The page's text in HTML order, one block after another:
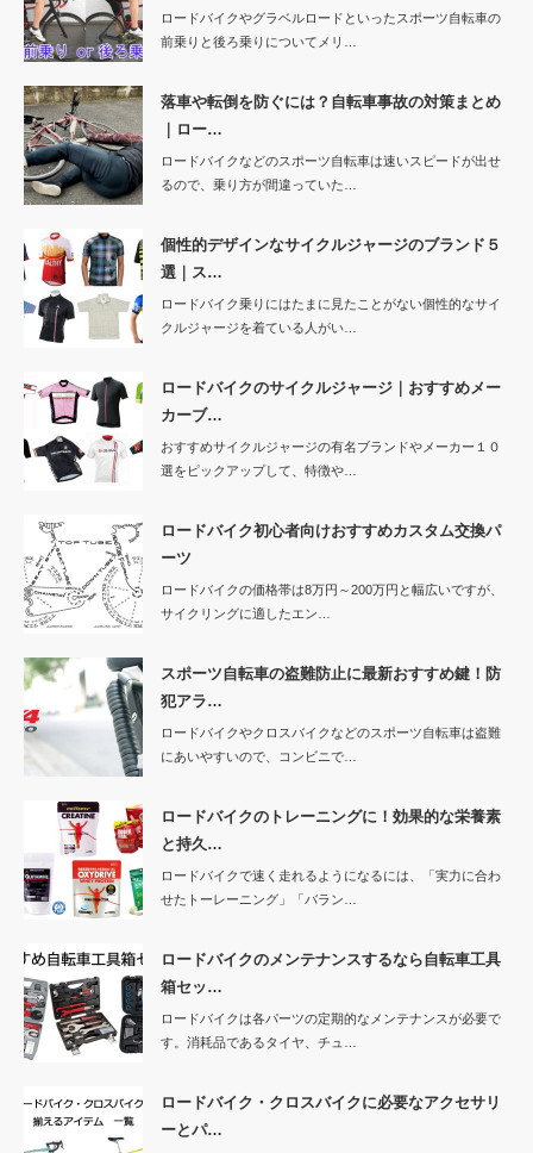
ロードバイクやグラベルロードといったスポーツ自転車の
前乗りと後ろ乗りについてメリ…
落車や転倒を防ぐには？自転車事故の対策まとめ
｜ロー…
ロードバイクなどのスポーツ自転車は速いスピードが出せ
るので、乗り方が間違っていた…
個性的デザインなサイクルジャージのブランド５
選｜ス…
ロードバイク乗りにはたまに見たことがない個性的なサイ
クルジャージを着ている人がい…
ロードバイクのサイクルジャージ｜おすすめメー
カーブ…
おすすめサイクルジャージの有名ブランドやメーカー１０
選をピックアップして、特徴や…
ロードバイク初心者向けおすすめカスタム交換パ
ーツ
ロードバイクの価格帯は8万円～200万円と幅広いですが、
サイクリングに適したエン…
スポーツ自転車の盗難防止に最新おすすめ鍵！防
犯アラ…
ロードバイクやクロスバイクなどのスポーツ自転車は盗難
にあいやすいので、コンビニで…
ロードバイクのトレーニングに！効果的な栄養素
と持久…
ロードバイクで速く走れるようになるには、「実力に合わ
せたトーレーニング」「バラン…
ロードバイクのメンテナンスするなら自転車工具
箱セッ…
ロードバイクは各パーツの定期的なメンテナンスが必要で
す。消耗品であるタイヤ、チュ…
ロードバイク・クロスバイクに必要なアクセサリ
ーとパ…